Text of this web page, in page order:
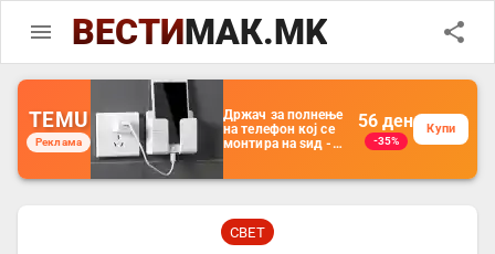
ВЕСТИМАК.MK
TEMU
Реклама
Држач за полнење
на телефон кој се
монтира на ѕид -
организатор за
далечински
управувач
56 ден
-35%
Купи
СВЕТ